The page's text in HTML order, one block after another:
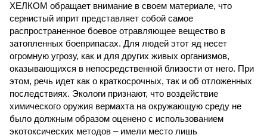
ХЕЛКОМ обращает внимание в своем материале, что
сернистый иприт представляет собой самое
распространенное боевое отравляющее вещество в
затопленных боеприпасах. Для людей этот яд несет
огромную угрозу, как и для других живых организмов,
оказывающихся в непосредственной близости от него. При
этом, речь идет как о краткосрочных, так и об отложенных
последствиях. Экологи признают, что воздействие
химического оружия вермахта на окружающую среду не
было должным образом оценено с использованием
экотоксических методов – имели место лишь